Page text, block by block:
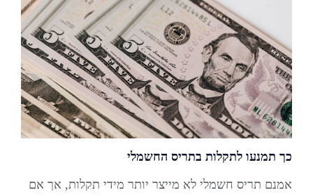
כך תמנעו לתקלות בתריס החשמלי
אמנם תריס חשמלי לא מייצר יותר מידי תקלות, אך אם